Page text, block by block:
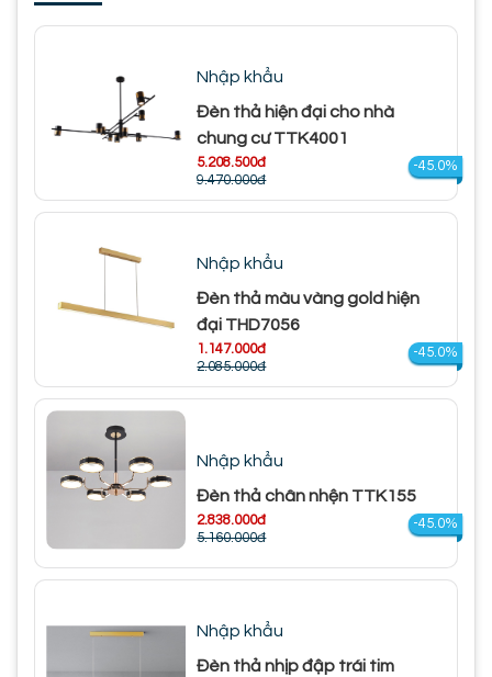
Nhập khẩu
Đèn thả hiện đại cho nhà
chung cư TTK4001
5.208.500đ
9.470.000đ
-45.0%
Nhập khẩu
Đèn thả màu vàng gold hiện
đại THD7056
1.147.000đ
2.085.000đ
-45.0%
Nhập khẩu
Đèn thả chân nhện TTK155
2.838.000đ
5.160.000đ
-45.0%
Nhập khẩu
Đèn thả nhịp đập trái tim